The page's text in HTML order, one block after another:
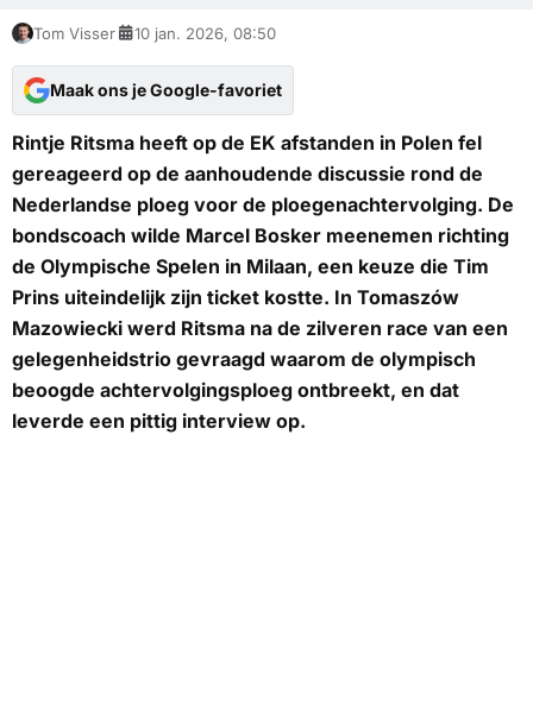
Tom Visser 10 jan. 2026, 08:50
Maak ons je Google-favoriet
Rintje Ritsma heeft op de EK afstanden in Polen fel
gereageerd op de aanhoudende discussie rond de
Nederlandse ploeg voor de ploegenachtervolging. De
bondscoach wilde Marcel Bosker meenemen richting
de Olympische Spelen in Milaan, een keuze die Tim
Prins uiteindelijk zijn ticket kostte. In Tomaszów
Mazowiecki werd Ritsma na de zilveren race van een
gelegenheidstrio gevraagd waarom de olympisch
beoogde achtervolgingsploeg ontbreekt, en dat
leverde een pittig interview op.